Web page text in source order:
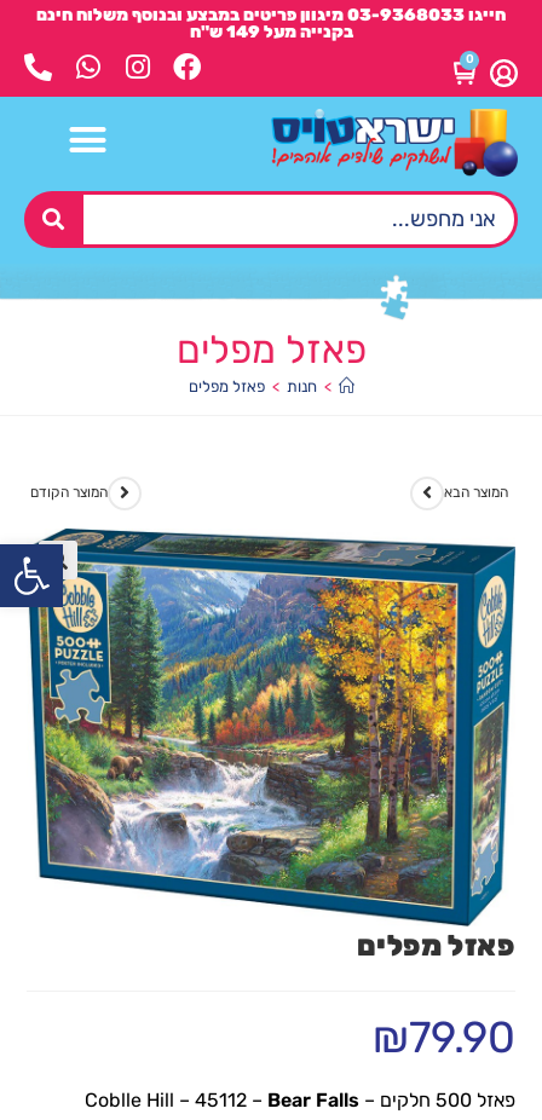
חייגו 03-9368033 מיגוון פריטים במבצע ובנוסף משלוח חינם
בקנייה מעל 149 ש"ח
0
פאזל מפלים
> חנות > פאזל מפלים
המוצר הקודם המוצר הבא
פאזל מפלים
₪79.90
פאזל 500 חלקים – Coblle Hill – 45112 – Bear Falls